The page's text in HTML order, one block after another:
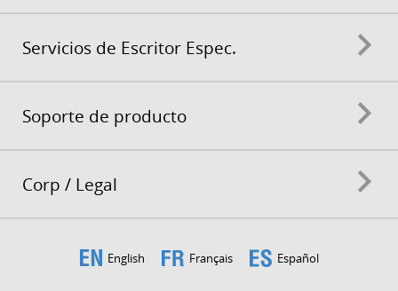
Servicios de Escritor Espec.
Soporte de producto
Corp / Legal
English Français Español